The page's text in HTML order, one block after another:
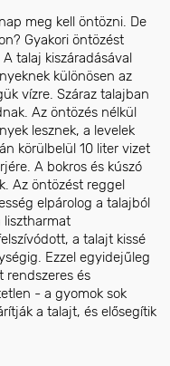
meg kell öntözni. De
Gyakori öntözést
talaj kiszáradásával
különösen az
vízre. Száraz talajban
Az öntözés nélkül
lesznek, a levelek
körülbelül 10 liter vizet
A bokros és kúszó
Az öntözést reggel
elpárolog a talajból
lisztharmat
a talajt kissé
Ezzel egyidejűleg
rendszeres és
- a gyomok sok
a talajt, és elősegítik